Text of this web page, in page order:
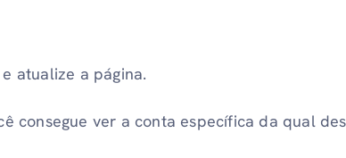
atualize a página.
consegue ver a conta específica da qual